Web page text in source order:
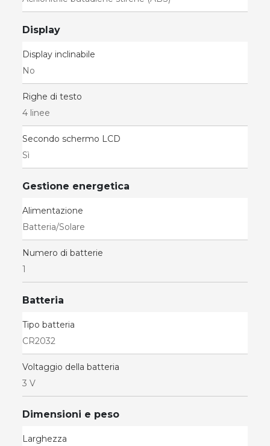
Display
Display inclinabile
No
Righe di testo
4 linee
Secondo schermo LCD
Sì
Gestione energetica
Alimentazione
Batteria/Solare
Numero di batterie
1
Batteria
Tipo batteria
CR2032
Voltaggio della batteria
3 V
Dimensioni e peso
Larghezza